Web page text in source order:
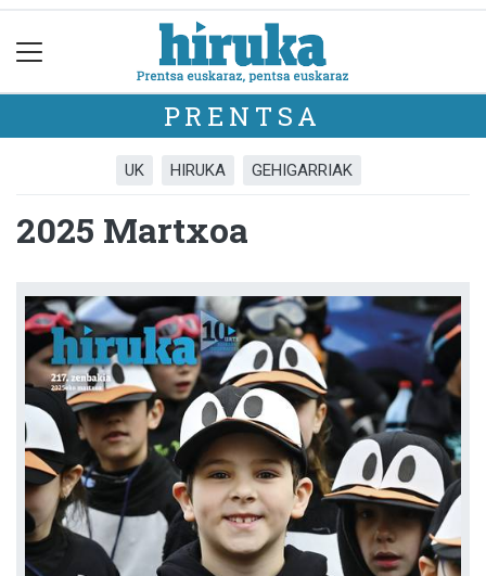
PRENTSA
UK HIRUKA GEHIGARRIAK
2025 Martxoa